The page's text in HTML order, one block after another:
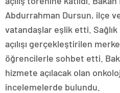
Abdurrahman Dursun, ilçe
vatandaşlar eşlik etti. Sağlık
açılışı gerçekleştirilen
öğrencilerle sohbet etti.
hizmete açılacak olan
incelemelerde bulundu.